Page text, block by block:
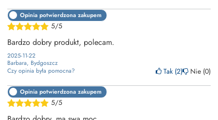
5/5
Opinia potwierdzona zakupem
Bardzo dobry produkt, polecam.
2025-11-22
Barbara, Bydgoszcz
Czy opinia była pomocna?
Tak 2 Nie 0
5/5
Opinia potwierdzona zakupem